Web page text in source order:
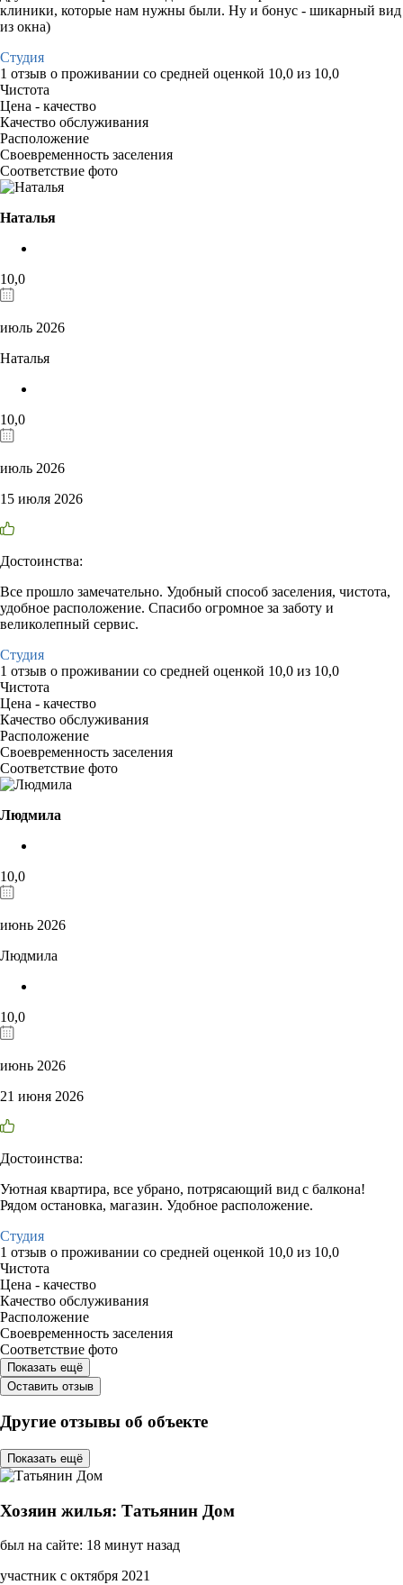
клиники, которые нам нужны были. Ну и бонус - шикарный вид
из окна)
Студия
1 отзыв о проживании со средней оценкой 10,0 из 10,0
Чистота
Цена - качество
Качество обслуживания
Расположение
Своевременность заселения
Соответствие фото
Наталья
10,0
июль 2026
Наталья
10,0
июль 2026
15 июля 2026
Достоинства:
Все прошло замечательно. Удобный способ заселения, чистота,
удобное расположение. Спасибо огромное за заботу и
великолепный сервис.
Студия
1 отзыв о проживании со средней оценкой 10,0 из 10,0
Чистота
Цена - качество
Качество обслуживания
Расположение
Своевременность заселения
Соответствие фото
Людмила
10,0
июнь 2026
Людмила
10,0
июнь 2026
21 июня 2026
Достоинства:
Уютная квартира, все убрано, потрясающий вид с балкона!
Рядом остановка, магазин. Удобное расположение.
Студия
1 отзыв о проживании со средней оценкой 10,0 из 10,0
Чистота
Цена - качество
Качество обслуживания
Расположение
Своевременность заселения
Соответствие фото
Показать ещё
Оставить отзыв
Другие отзывы об объекте
Показать ещё
Хозяин жилья: Татьянин Дом
был на сайте: 18 минут назад
участник с октября 2021